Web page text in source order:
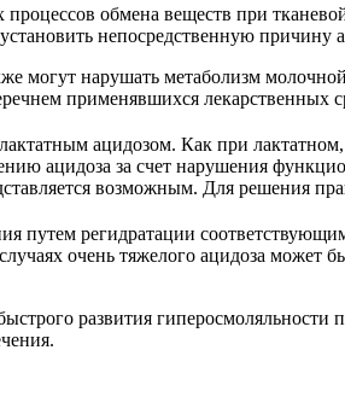
обмена веществ при
непосредственную причину
могут нарушать метаболизм
применявшихся лекарственных
ацидозом. Как при
ацидоза за счет нарушения
возможным. Для решения
путем регидратации
очень тяжелого ацидоза может
развития